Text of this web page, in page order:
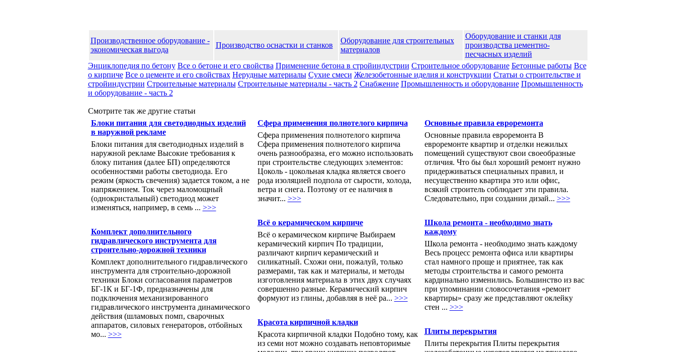
Производственное оборудование -
экономическая выгода
Производство оснастки и станков
Оборудование для строительных
материалов
Оборудование и станки для
производства цементно-
песчасных изделий
Энциклопедия по бетону Все о бетоне и его свойства Применение бетона в стройиндустрии Строительное оборудование Бетонные работы Все
о кирпиче Все о цементе и его свойствах Нерудные материалы Сухие смеси Железобетонные иделия и конструкции Статьи о строительстве и
стройиндустрии Строительные материалы Строительные материалы - часть 2 Снабжение Промышленноcть и оборудование Промышленноcть
и оборудование - часть 2
Смотрите так же другие статьи
Блоки питания для светодиодных изделий
в наружной рекламе
Блоки питания для светодиодных изделий в
наружной рекламе Высокие требования к
блоку питания (далее БП) определяются
особенностями работы светодиода. Его
режим (яркость свечения) задается током, а не
напряжением. Ток через маломощный
(однокристальный) светодиод может
изменяться, например, в семь ... >>>
Комплект дополнительного
гидравлического инструмента для
строительно-дорожной техники
Комплект дополнительного гидравлического
инструмента для строительно-дорожной
техники Блоки согласования параметров
БГ-1К и БГ-1Ф, предназначены для
подключения механизированного
гидравлического инструмента динамического
действия (шламовых помп, сварочных
аппаратов, силовых генераторов, отбойных
мо... >>>
Сфера применения полнотелого кирпича
Сфера применения полнотелого кирпича
Сфера применения полнотелого кирпича
очень разнообразна, его можно использовать
при строительстве следующих элементов:
Цоколь - цокольная кладка является своего
рода изоляцией подпола от сырости, холода,
ветра и снега. Поэтому от ее наличия в
значит... >>>
Всё о керамическом кирпиче
Всё о керамическом кирпиче Выбираем
керамический кирпич По традиции,
различают кирпич керамический и
силикатный. Схожи они, пожалуй, только
размерами, так как и материалы, и методы
изготовления материала в этих двух случаях
совершенно разные. Керамический кирпич
формуют из глины, добавляя в неё ра... >>>
Красота кирпичной кладки
Красота кирпичной кладки Подобно тому, как
из семи нот можно создавать неповторимые
Основные правила евроремонта
Основные правила евроремонта В
евроремонте квартир и отделки нежилых
помещений существуют свои своеобразные
отличия. Что бы был хороший ремонт нужно
придерживаться специальных правил, и
несущественно квартира это или офис,
всякий строитель соблюдает эти правила.
Следовательно, при создании дизай... >>>
Школа ремонта - необходимо знать
каждому
Школа ремонта - необходимо знать каждому
Весь процесс ремонта офиса или квартиры
стал намного проще и приятнее, так как
методы строительства и самого ремонта
кардинально изменились. Большинство из вас
при упоминании словосочетания «ремонт
квартиры» сразу же представляют оклейку
стен ... >>>
Плиты перекрытия
Плиты перекрытия Плиты перекрытия